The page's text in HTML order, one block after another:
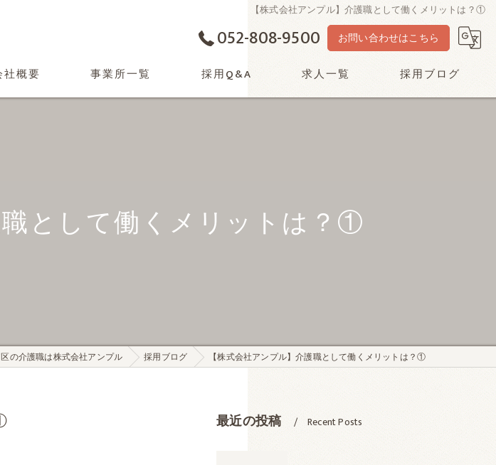
【株式会社アンプル】介護職として働くメリットは？①
052-808-9500 お問い合わせはこちら
社概要 事業所一覧 採用Q&A 求人一覧 採用ブログ
職として働くメリットは？①
の介護職は株式会社アンプル 採用ブログ 【株式会社アンプル】介護職として働くメリットは？①
最近の投稿 Recent Posts